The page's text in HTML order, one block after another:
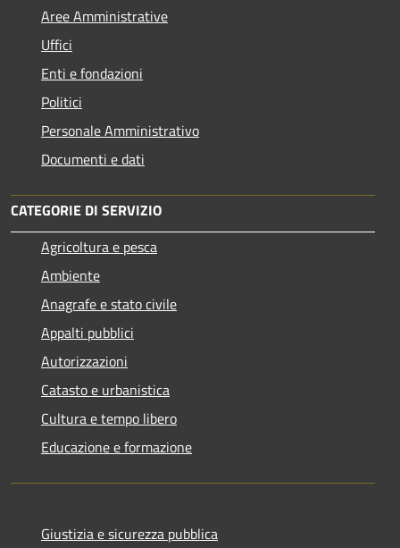
Aree Amministrative
Uffici
Enti e fondazioni
Politici
Personale Amministrativo
Documenti e dati
CATEGORIE DI SERVIZIO
Agricoltura e pesca
Ambiente
Anagrafe e stato civile
Appalti pubblici
Autorizzazioni
Catasto e urbanistica
Cultura e tempo libero
Educazione e formazione
Giustizia e sicurezza pubblica